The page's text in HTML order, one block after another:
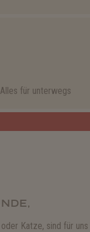
Alles für unterwegs
Katze, sind für